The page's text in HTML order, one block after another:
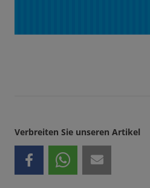
Verbreiten Sie unseren Artikel